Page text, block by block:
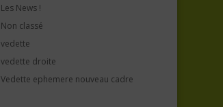
Les News !
Non classé
vedette
vedette droite
Vedette ephemere nouveau cadre